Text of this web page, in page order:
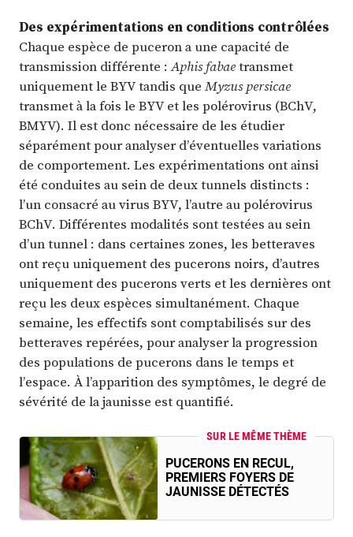
Des expérimentations en conditions contrôlées
Chaque espèce de puceron a une capacité de
transmission différente :Aphis fabaetransmet
uniquement le BYV tandis que Myzus persicae
transmet à la fois le BYV et les polérovirus (BChV,
BMYV). Il est donc nécessaire de les étudier
séparément pour analyser d’éventuelles variations
de comportement. Les expérimentations ont ainsi
été conduites au sein de deux tunnels distincts :
l’un consacré au virus BYV, l’autre au polérovirus
BChV. Différentes modalités sont testées au sein
d’un tunnel : dans certaines zones, les betteraves
ont reçu uniquement des pucerons noirs, d’autres
uniquement des pucerons verts et les dernières ont
reçu les deux espèces simultanément. Chaque
semaine, les effectifs sont comptabilisés sur des
betteraves repérées, pour analyser la progression
des populations de pucerons dans le temps et
l’espace. À l’apparition des symptômes, le degré de
sévérité de la jaunisse est quantifié.
SUR LE MÊME THÈME
PUCERONS EN RECUL,
PREMIERS FOYERS DE
JAUNISSE DÉTECTÉS